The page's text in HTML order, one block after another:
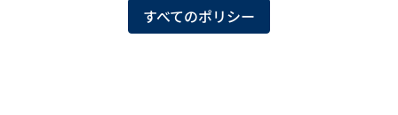
すべてのポリシー